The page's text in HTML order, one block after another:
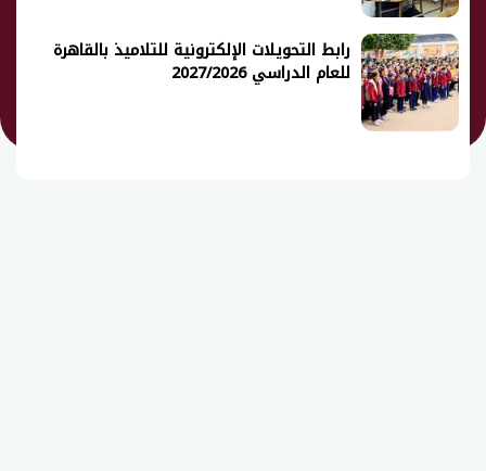
رابط التحويلات الإلكترونية للتلاميذ بالقاهرة
للعام الدراسي 2027/2026